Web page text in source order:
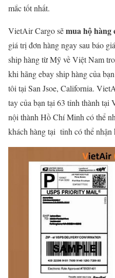
mắc tốt nhất.
VietAir Cargo sẽmua hộ hàng
giá trị đơn hàng ngay sau báo
ship hàng từ Mỹ về Việt Nam
khi hãng ebay ship hàng của
tôi tại San Jsoe, California.
tay của bạn tại 63 tỉnh thành
nội thành Hồ Chí Minh có thể
khách hàng tại tỉnh có thể nhận